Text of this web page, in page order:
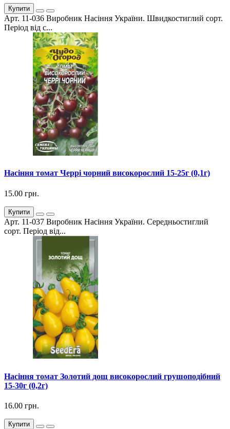
Купити
Арт. 11-036 Виробник Насіння України. Швидкостиглий сорт.
Період від с...
Насіння томат Черрі чорний високорослий 15-25г (0,1г)
15.00 грн.
Купити
Арт. 11-037 Виробник Насіння України. Середньостиглий
сорт. Період від...
Насіння томат Золотий дощ високорослий грушоподібний
15-30г (0,2г)
16.00 грн.
Купити